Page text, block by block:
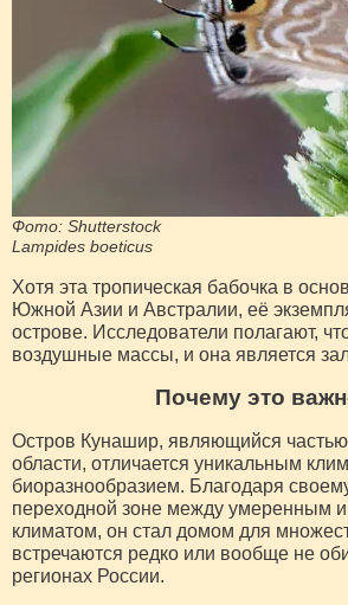
Фото: Shutterstock
Lampides boeticus
Хотя эта тропическая бабочка в
Южной Азии и Австралии, её
острове. Исследователи полагают,
воздушные массы, и она является
Почему это
Остров Кунашир, являющийся
области, отличается уникальным
биоразнообразием. Благодаря
переходной зоне между умеренным и
климатом, он стал домом для
встречаются редко или вообще не
регионах России.